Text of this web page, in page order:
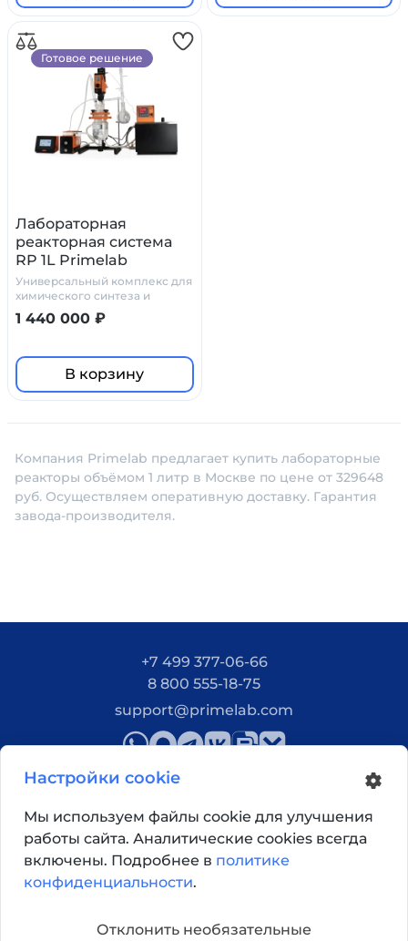
Лабораторная
реакторная система
RP 1L Primelab
Универсальный комплекс для
химического синтеза и
эмульгирования
1 440 000 ₽
В корзину
Готовое решение
Компания Primelab предлагает купить лабораторные
реакторы объёмом 1 литр в Москве по цене от 329648
руб. Осуществляем оперативную доставку. Гарантия
завода-производителя.
+7 499 377-06-66
8 800 555-18-75
support@primelab.com
Как добраться?
Настройки cookie
Мы используем файлы cookie для улучшения
работы сайта. Аналитические cookies всегда
включены. Подробнее в политике
конфиденциальности.
Отклонить необязательные